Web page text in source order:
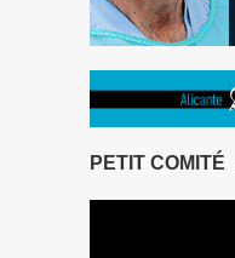
PETIT COMITÉ